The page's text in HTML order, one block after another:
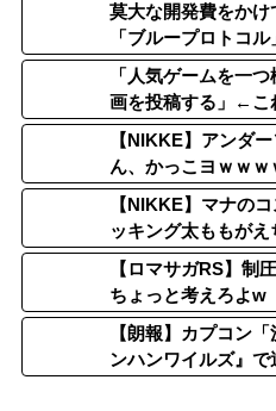
莫大な開発費をか
「ブループロトコ
ド」
「人気ゲームを一
画を投稿する」←こ
【NIKKE】アンダ
ん、かっこヨｗｗｗ
【NIKKE】マナの
ッキング太ももがえ
【ロマサガRS】制
ちょっと考えろよw
【朗報】カプコン
ンハンワイルズ』で